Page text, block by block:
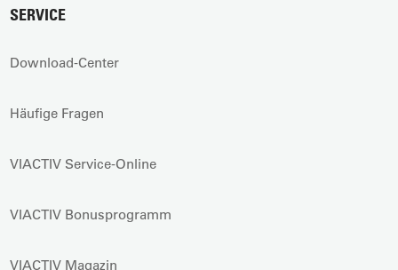
SERVICE
Download-Center
Häufige Fragen
VIACTIV Service-Online
VIACTIV Bonusprogramm
VIACTIV Magazin